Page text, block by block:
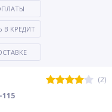
(2)
КРЕДИТ